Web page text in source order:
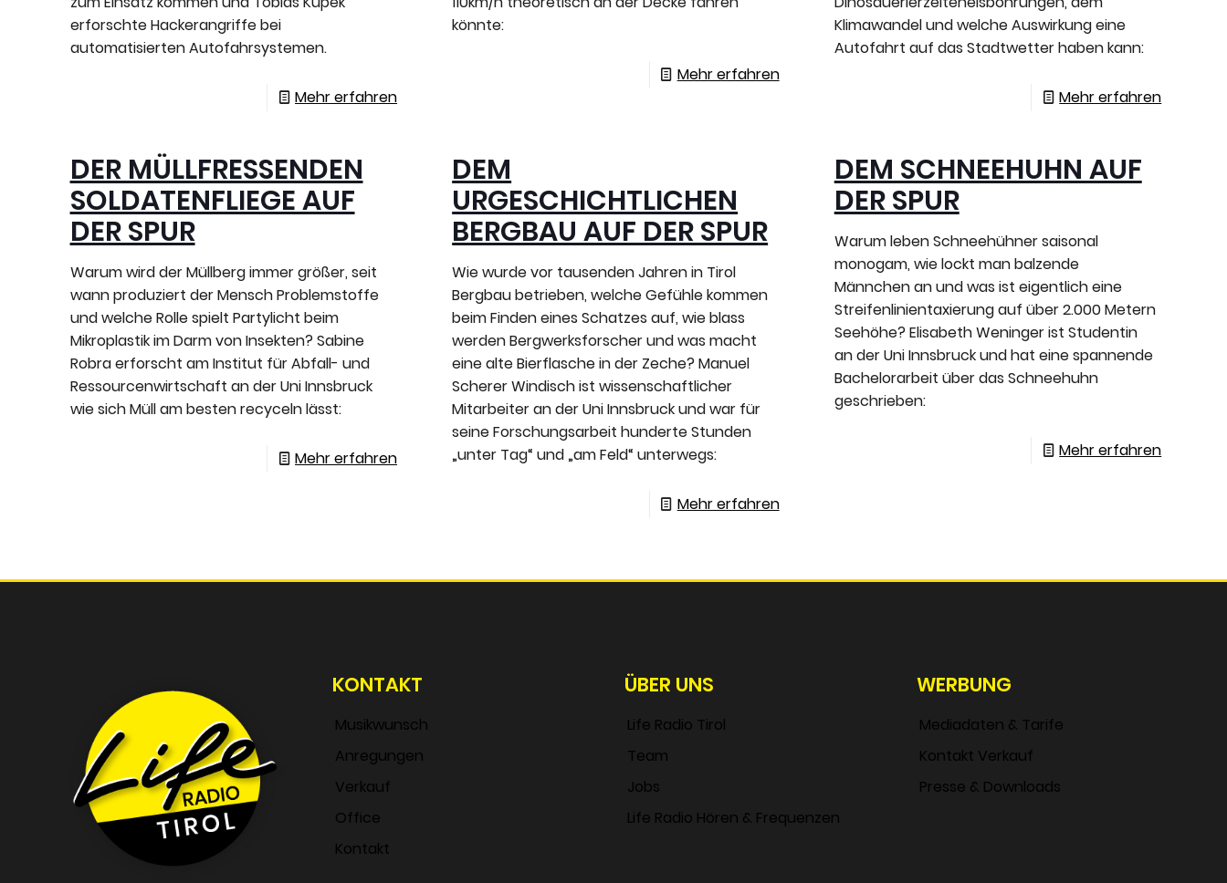
erforschte Hackerangriffe bei
automatisierten Autofahrsystemen.
Mehr erfahren
könnte:
Mehr erfahren
Klimawandel und welche Auswirkung eine
Autofahrt auf das Stadtwetter haben kann:
Mehr erfahren
DER MÜLLFRESSENDEN
SOLDATENFLIEGE AUF
DER SPUR
Warum wird der Müllberg immer größer, seit
wann produziert der Mensch Problemstoffe
und welche Rolle spielt Partylicht beim
Mikroplastik im Darm von Insekten? Sabine
Robra erforscht am Institut für Abfall- und
Ressourcenwirtschaft an der Uni Innsbruck
wie sich Müll am besten recyceln lässt:
Mehr erfahren
DEM
URGESCHICHTLICHEN
BERGBAU AUF DER SPUR
Wie wurde vor tausenden Jahren in Tirol
Bergbau betrieben, welche Gefühle kommen
beim Finden eines Schatzes auf, wie blass
werden Bergwerksforscher und was macht
eine alte Bierflasche in der Zeche? Manuel
Scherer Windisch ist wissenschaftlicher
Mitarbeiter an der Uni Innsbruck und war für
seine Forschungsarbeit hunderte Stunden
„unter Tag“ und „am Feld“ unterwegs:
Mehr erfahren
DEM SCHNEEHUHN AUF
DER SPUR
Warum leben Schneehühner saisonal
monogam, wie lockt man balzende
Männchen an und was ist eigentlich eine
Streifenlinientaxierung auf über 2.000 Metern
Seehöhe? Elisabeth Weninger ist Studentin
an der Uni Innsbruck und hat eine spannende
Bachelorarbeit über das Schneehuhn
geschrieben:
Mehr erfahren
KONTAKT
Musikwunsch
Anregungen
Verkauf
Office
Kontakt
ÜBER UNS
Life Radio Tirol
Team
Jobs
Life Radio Hören & Frequenzen
WERBUNG
Mediadaten & Tarife
Kontakt Verkauf
Presse & Downloads